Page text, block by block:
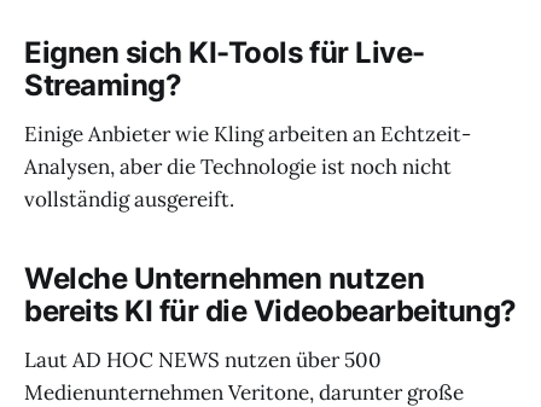
Eignen sich KI-Tools für Live-
Streaming?
Einige Anbieter wie Kling arbeiten an Echtzeit-
Analysen, aber die Technologie ist noch nicht
vollständig ausgereift.
Welche Unternehmen nutzen
bereits KI für die Videobearbeitung?
Laut AD HOC NEWS nutzen über 500
Medienunternehmen Veritone, darunter große